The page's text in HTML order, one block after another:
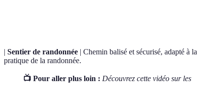
| Sentier de randonnée | Chemin balisé et sécurisé, adapté à la
pratique de la randonnée.
📺 Pour aller plus loin : Découvrez cette vidéo sur les